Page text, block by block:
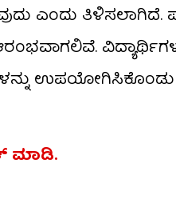
ಎಂದು ತಿಳಿಸಲಾಗಿದೆ.
ಆರಂಭವಾಗಲಿವೆ.
ಮಾಡಿ.